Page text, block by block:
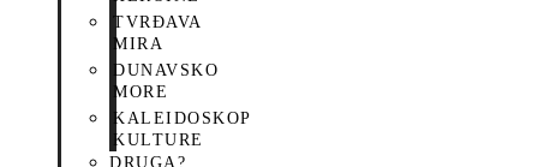
TVRĐAVA
MIRA
DUNAVSKO
MORE
KALEIDOSKOP
KULTURE
DRUGA?